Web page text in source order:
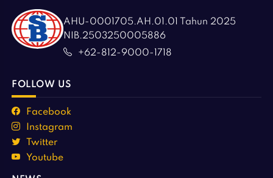
AHU-0001705.AH.01.01 Tahun 2025
NIB.2503250005886
+62-812-9000-1718
FOLLOW US
Facebook
Instagram
Twitter
Youtube